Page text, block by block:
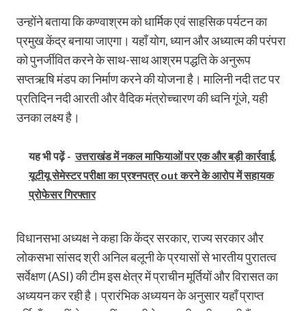
उन्होंने बताया कि कण्वाश्रम को धार्मिक एवं साहसिक पर्यटन का
प्रमुख केंद्र बनाया जाएगा। यहाँ योग, ध्यान और अध्यात्म की परंपरा
को पुनर्जीवित करने के साथ-साथ आश्रम पद्धति के अनुरूप
सप्तऋषि मंडप का निर्माण करने की योजना है। मालिनी नदी तट पर
प्रतिदिन नदी आरती और वैदिक मंत्रोच्चारण की ध्वनि गूंजे, यही
उनका लक्ष्य है।
यह भी पढ़ें - उत्तराखंड में नकल माफियाओं पर एक और बड़ी कार्रवाई,
यूटीयू सेमेस्टर परीक्षा का प्रश्नपत्र out करने के आरोप में सहायक
प्रोफेसर गिरफ्तार
विधानसभा अध्यक्ष ने कहा कि केंद्र सरकार, राज्य सरकार और
लोकसभा सांसद श्री अनिल बलूनी के प्रयासों से भारतीय पुरातत्व
सर्वेक्षण (ASI) की टीम इस क्षेत्र में प्राचीन मूर्तियों और विरासत का
अध्ययन कर रही है। प्रारंभिक अध्ययन के अनुसार यहाँ प्राप्त